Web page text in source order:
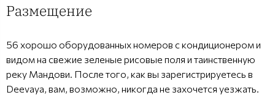
Размещение
56 хорошо оборудованных номеров с кондиционером и
видом на свежие зеленые рисовые поля и таинственную
реку Мандови. После того, как вы зарегистрируетесь в
Deevaya, вам, возможно, никогда не захочется уезжать.